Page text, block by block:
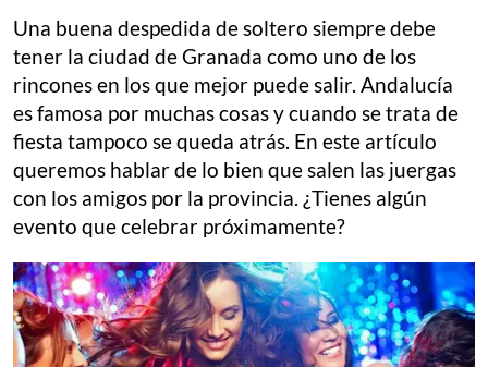
Una buena despedida de soltero siempre debe
tener la ciudad de Granada como uno de los
rincones en los que mejor puede salir. Andalucía
es famosa por muchas cosas y cuando se trata de
fiesta tampoco se queda atrás. En este artículo
queremos hablar de lo bien que salen las juergas
con los amigos por la provincia. ¿Tienes algún
evento que celebrar próximamente?